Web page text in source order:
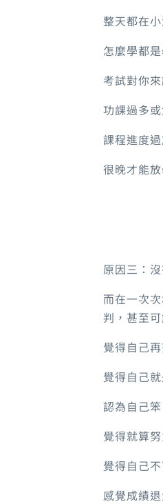
整天都在
怎麼學都
考試對你
功課過多
課程進度
很晚才能
原因三：
而在一次
判，甚至
覺得自己
覺得自己
認為自己
覺得就算
覺得自己
感覺成績